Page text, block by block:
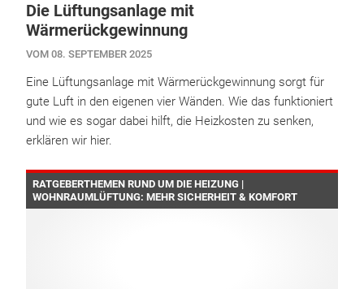
Die Lüftungsanlage mit
Wärmerückgewinnung
VOM 08. SEPTEMBER 2025
Eine Lüftungsanlage mit Wärmerückgewinnung sorgt für
gute Luft in den eigenen vier Wänden. Wie das funktioniert
und wie es sogar dabei hilft, die Heizkosten zu senken,
erklären wir hier.
RATGEBERTHEMEN RUND UM DIE HEIZUNG |
WOHNRAUMLÜFTUNG: MEHR SICHERHEIT & KOMFORT